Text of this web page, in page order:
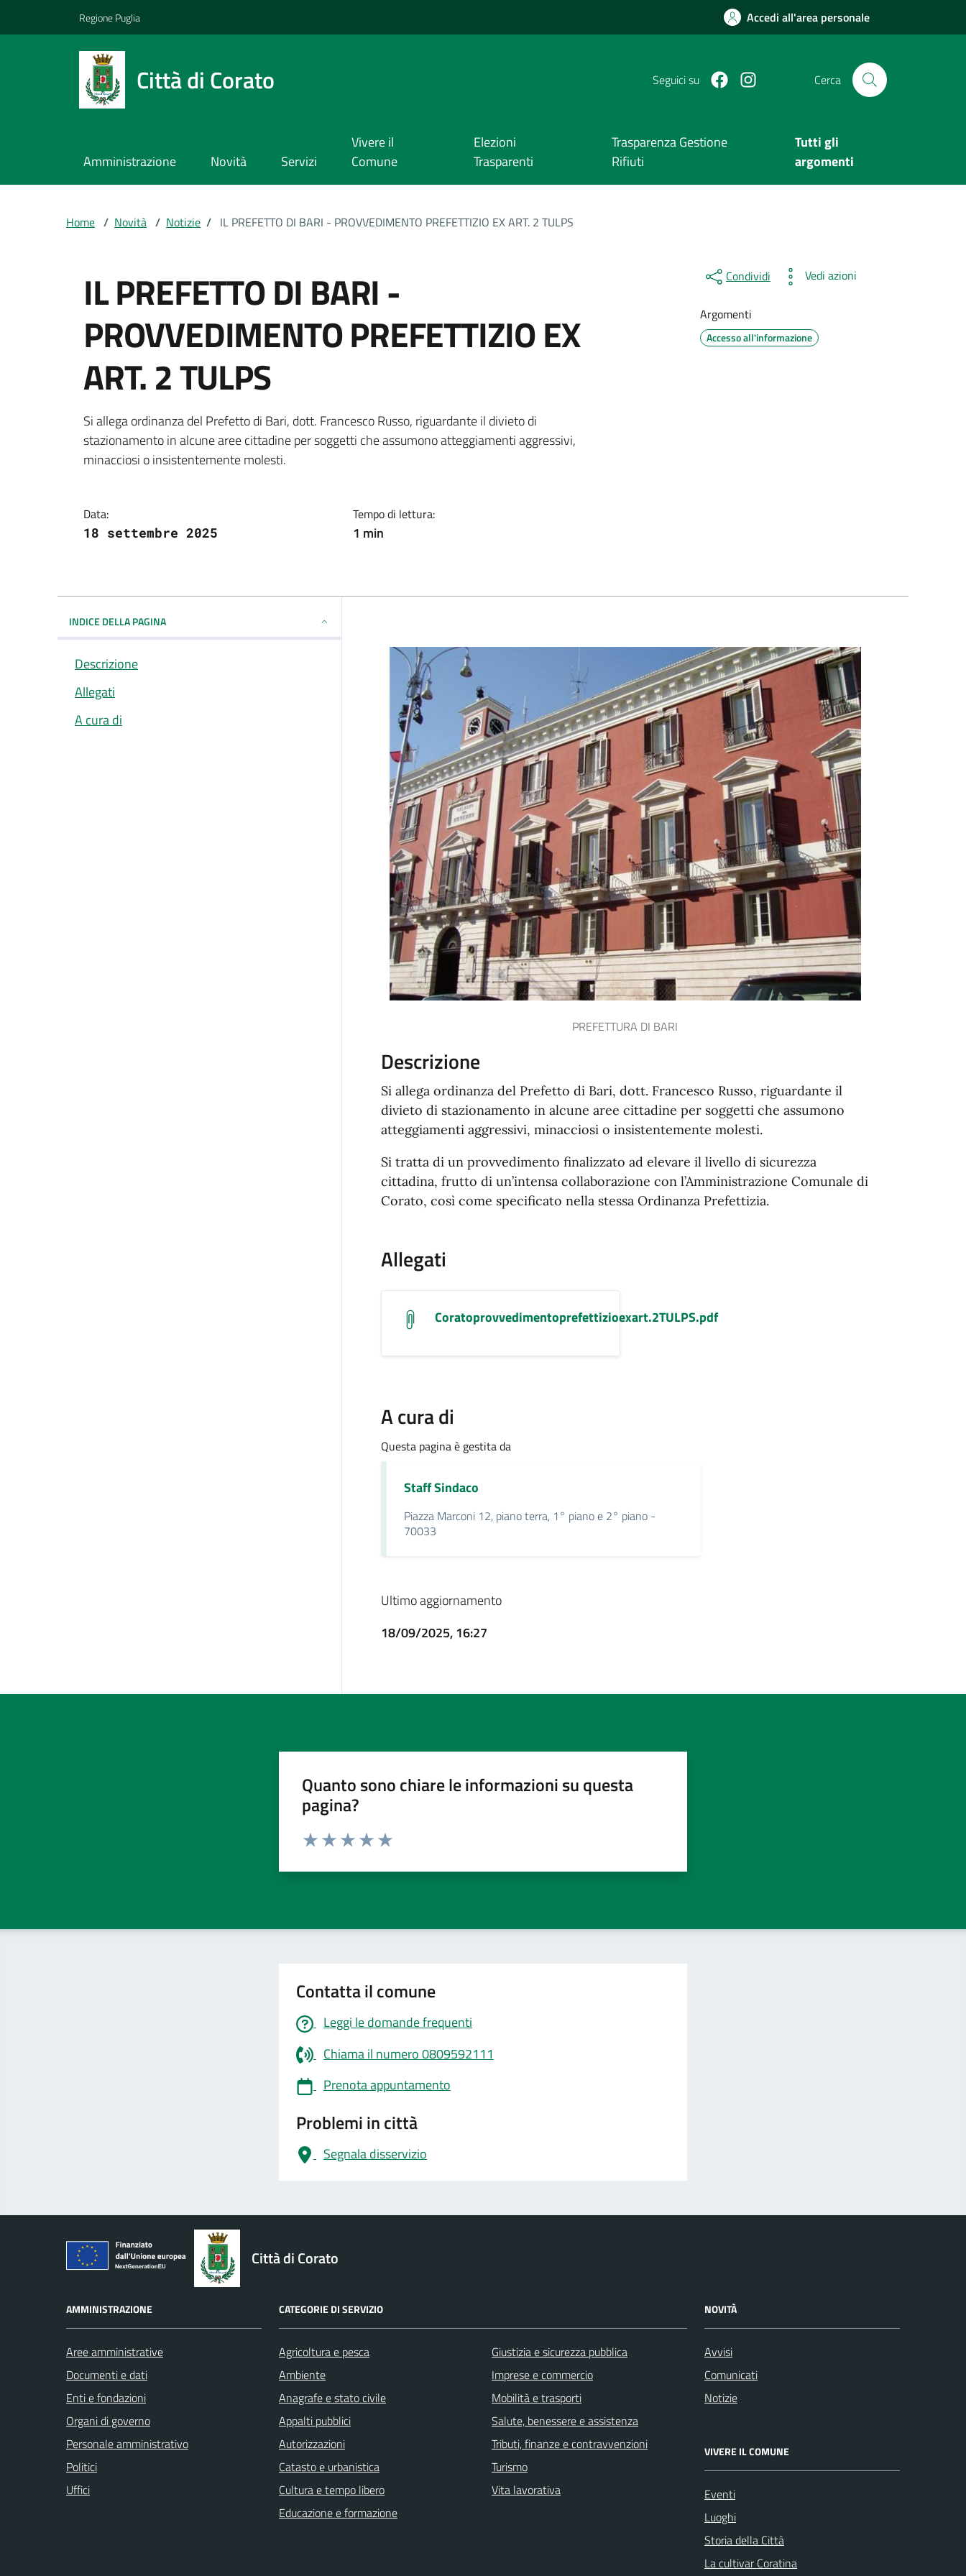
Regione Puglia Accedi all'area personale
Città di Corato Seguici su FacebookInstagram Cerca
Amministrazione Novità Servizi
Vivere il
Comune
Elezioni
Trasparenti
Trasparenza Gestione
Rifiuti
Tutti gli
argomenti
Home / Novità / Notizie / IL PREFETTO DI BARI - PROVVEDIMENTO PREFETTIZIO EX ART. 2 TULPS
IL PREFETTO DI BARI -
PROVVEDIMENTO PREFETTIZIO EX
ART. 2 TULPS
Dettagli della notizia
Si allega ordinanza del Prefetto di Bari, dott. Francesco Russo, riguardante il divieto di
stazionamento in alcune aree cittadine per soggetti che assumono atteggiamenti aggressivi,
minacciosi o insistentemente molesti.
Data:
18 settembre 2025
Tempo di lettura:
1 min
Condividi Vedi azioni
Argomenti
Accesso all'informazione
INDICE DELLA PAGINA
Descrizione
Allegati
A cura di
PREFETTURA DI BARI
Descrizione
Si allega ordinanza del Prefetto di Bari, dott. Francesco Russo, riguardante il
divieto di stazionamento in alcune aree cittadine per soggetti che assumono
atteggiamenti aggressivi, minacciosi o insistentemente molesti.
Si tratta di un provvedimento finalizzato ad elevare il livello di sicurezza
cittadina, frutto di un’intensa collaborazione con l’Amministrazione Comunale di
Corato, così come specificato nella stessa Ordinanza Prefettizia.
Allegati
Coratoprovvedimentoprefettizioexart.2TULPS.pdf
A cura di
Questa pagina è gestita da
Staff Sindaco
Piazza Marconi 12, piano terra, 1° piano e 2° piano -
70033
Ultimo aggiornamento
18/09/2025, 16:27
Quanto sono chiare le informazioni su questa
pagina?
Valuta da 1 a 5 stelle la pagina
Contatta il comune
Leggi le domande frequenti
Chiama il numero 0809592111
Prenota appuntamento
Problemi in città
Segnala disservizio
logo Unione Europea
Città di Corato
AMMINISTRAZIONE
Aree amministrative
Documenti e dati
Enti e fondazioni
Organi di governo
Personale amministrativo
Politici
Uffici
CATEGORIE DI SERVIZIO
Agricoltura e pesca
Ambiente
Anagrafe e stato civile
Appalti pubblici
Autorizzazioni
Catasto e urbanistica
Cultura e tempo libero
Educazione e formazione
Giustizia e sicurezza pubblica
Imprese e commercio
Mobilità e trasporti
Salute, benessere e assistenza
Tributi, finanze e contravvenzioni
Turismo
Vita lavorativa
NOVITÀ
Avvisi
Comunicati
Notizie
VIVERE IL COMUNE
Eventi
Luoghi
Storia della Città
La cultivar Coratina